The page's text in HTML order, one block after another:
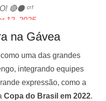
🔴⚫ ᶜʳᶠ
12, 2025
na Gávea
uma das grandes
integrando equipes
expressão, como a
Copa do Brasil em 2022.